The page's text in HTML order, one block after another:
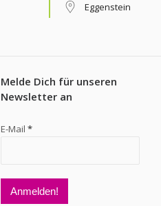
Eggenstein
Melde Dich für unseren
Newsletter an
E-Mail *